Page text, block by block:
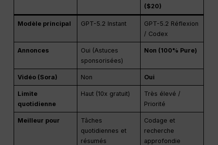
($20)
Modèle principal GPT-5.2 Instant
GPT-5.2 Réflexion
/ Codex
Annonces
Oui (Astuces
sponsorisées)
Non (100% Pure)
Vidéo (Sora) Non Oui
Limite
quotidienne
Haut (10x gratuit)
Très élevé /
Priorité
Meilleur pour
Tâches
quotidiennes et
résumés
Codage et
recherche
approfondie